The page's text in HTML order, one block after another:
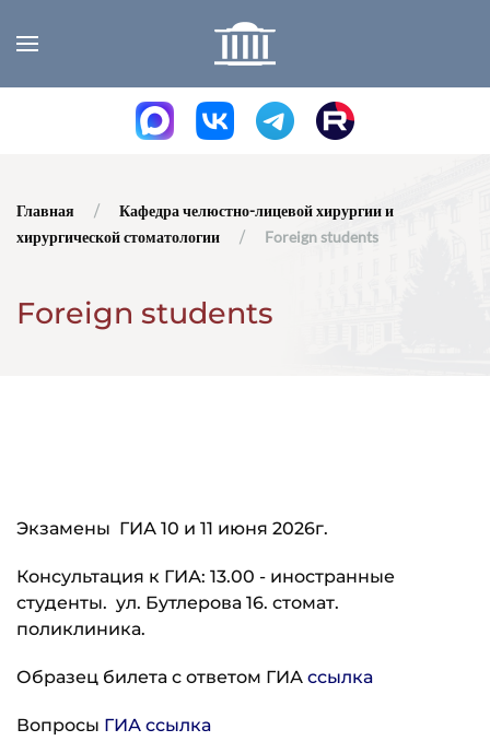
Skip to main content
Главная
Кафедра челюстно-лицевой хирургии и
хирургической стоматологии
Foreign students
Foreign students
Экзамены ГИА 10 и 11 июня 2026г.
Консультация к ГИА: 13.00 - иностранные
студенты. ул. Бутлерова 16. стомат.
поликлиника.
Образец билета с ответом ГИА ссылка
Вопросы ГИА ссылка